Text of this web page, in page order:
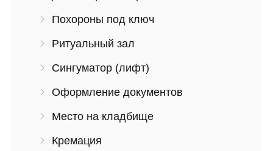
Похороны под ключ
Ритуальный зал
Сингуматор (лифт)
Оформление документов
Место на кладбище
Кремация